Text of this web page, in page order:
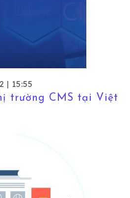
| 15:55
trường CMS tại Việt